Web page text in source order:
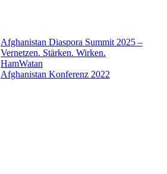
Afghanistan Diaspora Summit 2025 –
Vernetzen. Stärken. Wirken.
HamWatan
Afghanistan Konferenz 2022